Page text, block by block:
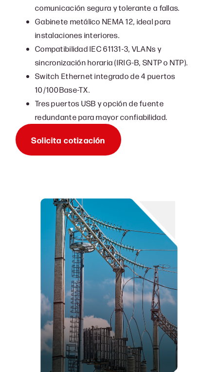
comunicación segura y tolerante a fallas.
Gabinete metálico NEMA 12, ideal para
instalaciones interiores.
Compatibilidad IEC 61131-3, VLANs y
sincronización horaria (IRIG-B, SNTP o NTP).
Switch Ethernet integrado de 4 puertos
10/100Base-TX.
Tres puertos USB y opción de fuente
redundante para mayor confiabilidad.
Solicita cotización